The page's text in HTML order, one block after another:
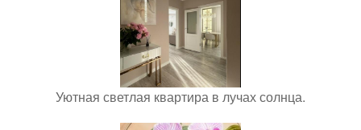
Уютная светлая квартира в лучах солнца.